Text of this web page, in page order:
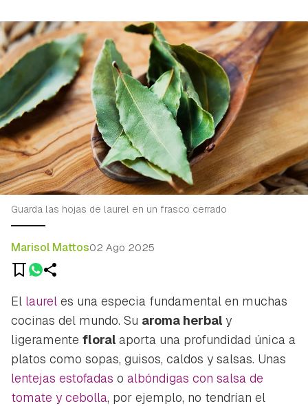
Guarda las hojas de laurel en un frasco cerrado
Marisol Mattos02 Ago 2025
El laurel es una especia fundamental en muchas
cocinas del mundo. Su aroma herbal y
ligeramente floral aporta una profundidad única a
platos como sopas, guisos, caldos y salsas. Unas
lentejas estofadas o albóndigas con salsa de
tomate y cebolla, por ejemplo, no tendrían el